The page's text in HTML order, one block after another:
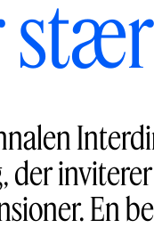
der
En